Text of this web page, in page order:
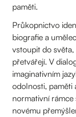
paměti.
Průkopnictvo
biografie a
vstoupit do
přetvářejí. V
imaginativním
odolnosti, paměti
normativní rámce
novému